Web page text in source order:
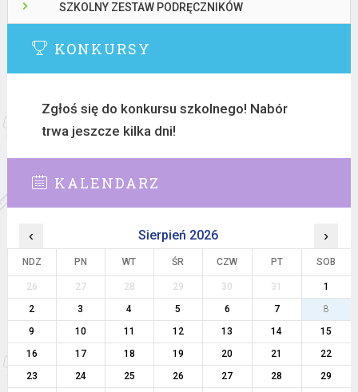
SZKOLNY ZESTAW PODRĘCZNIKÓW
KONKURSY
Zgłoś się do konkursu szkolnego! Nabór
trwa jeszcze kilka dni!
KALENDARZ
‹ Sierpień 2026 ›
NDZ PN WT ŚR CZW PT SOB
26 27 28 29 30 31
1
2
3 4 5 6 7
8
9
10 11 12 13 14
15
16
17 18 19 20 21
22
23
24 25 26 27 28
29